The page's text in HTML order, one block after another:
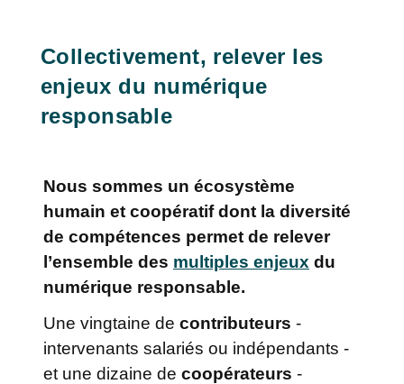
Collectivement, relever les
enjeux du numérique
responsable
Nous sommes un écosystème
humain et coopératif dont la diversité
de compétences permet de relever
l’ensemble des multiples enjeux du
numérique responsable.
Une vingtaine de contributeurs -
intervenants salariés ou indépendants -
et une dizaine de coopérateurs -